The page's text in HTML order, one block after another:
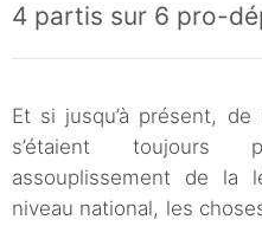
4 partis sur 6 pro-
Et si jusqu’à présent,
s’étaient toujours
assouplissement de la
niveau national, les